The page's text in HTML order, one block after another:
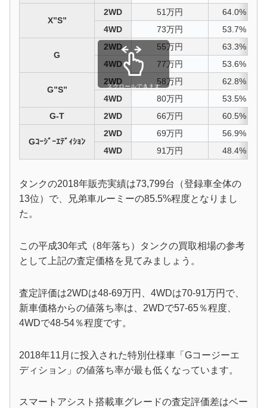
X”S”
2WD 51万円
64.0%
4WD
73万円 53.7%
G
2WD 55万円
63.3%
4WD
77万円 53.6%
G”S”
2WD 58万円
62.8%
4WD
80万円
53.5%
G-T
2WD 66万円 60.5%
Gｺｰｼﾞｰｴﾃﾞｨｼｮﾝ
2WD 69万円
56.9%
4WD
91万円 48.4%
スクロールできます
タンクの2018年販売実績は73,799台（登録車全体の
13位）で、兄弟車ルーミーの85.5%程度となりまし
た。
この平成30年式（8年落ち）タンクの買取相場の参考
として上記の査定価格を見てみましょう。
査定評価は2WDは48-69万円、4WDは70-91万円で、
新車価格からの値落ち率は、2WDで57-65％程度、
4WDで48-54％程度です。
2018年11月に投入された特別仕様車「Gコージーエ
ディション」の値落ち率が最も低くなっています。
スマートアシスト搭載車グレードの査定評価差はベー